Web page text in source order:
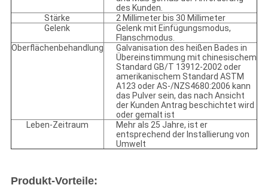
des Kunden.
Stärke
2 Millimeter bis 30 Millimeter
Gelenk
Gelenk mit Einfügungsmodus,
Flanschmodus.
Oberflächenbehandlung
Galvanisation des heißen Bades in
Übereinstimmung mit chinesischem
Standard GB/T 13912-2002 oder
amerikanischem Standard ASTM
A123 oder AS-/NZS4680:2006 kann
das Pulver sein, das nach Ansicht
der Kunden Antrag beschichtet wird
oder gemalt ist
Leben-Zeitraum
Mehr als 25 Jahre, ist er
entsprechend der Installierung von
Umwelt
Produkt-Vorteile: